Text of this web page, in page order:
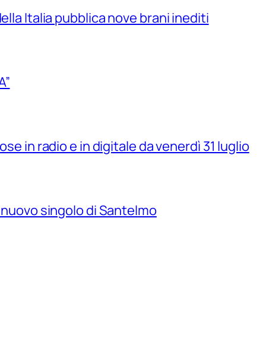
Italia pubblica nove brani inediti
in radio e in digitale da venerdì 31 luglio
singolo di Santelmo